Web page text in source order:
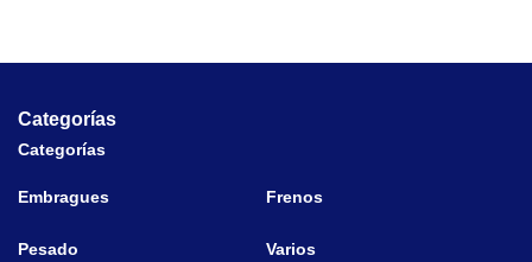
Categorías
Categorías
Embragues Frenos
Pesado Varios